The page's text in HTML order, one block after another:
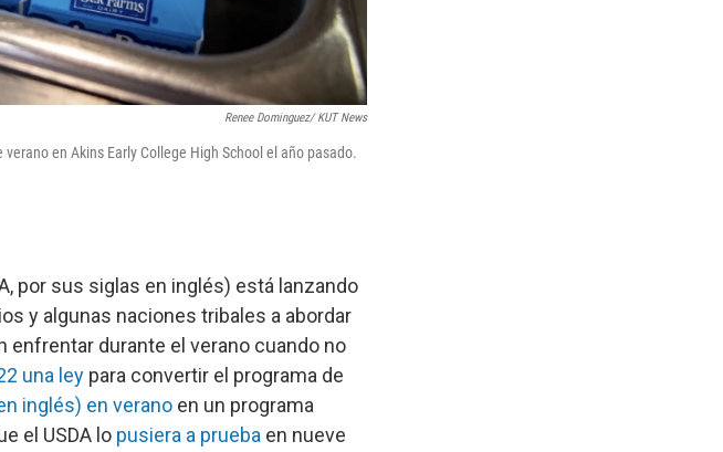
Renee Dominguez/ KUT News
en Akins Early College High School el año pasado.
por sus siglas en inglés) está lanzando
y algunas naciones tribales a abordar
enfrentar durante el verano cuando no
una ley para convertir el programa de
inglés) en verano en un programa
el USDA lo pusiera a prueba en nueve